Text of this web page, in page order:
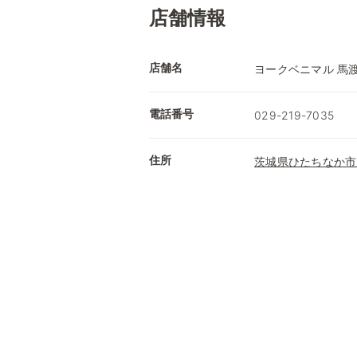
店舗情報
店舗名 ヨークベニマル 馬
電話番号 029-219-7035
住所 茨城県ひたちなか